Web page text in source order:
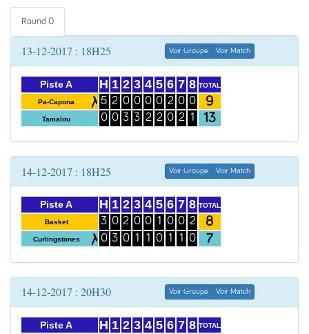
Round 0
13-12-2017 : 18H25 Voir Groupe Voir Match
Piste A
Pa-Capona
Tamalou
H
5
0
1
2
0
2
0
3
3
0
3
4
0
2
5
0
2
6
2
0
7
0
2
8
0
1
TOTAL
9
13
14-12-2017 : 18H25 Voir Groupe Voir Match
Piste A
Basket
Curlingstones
H
3
0
1
0
3
2
2
0
3
0
1
4
0
1
5
1
0
6
0
1
7
0
1
8
2
0
TOTAL
8
7
14-12-2017 : 20H30 Voir Groupe Voir Match
Piste A H 1 2 3 4 5 6 7 8 TOTAL